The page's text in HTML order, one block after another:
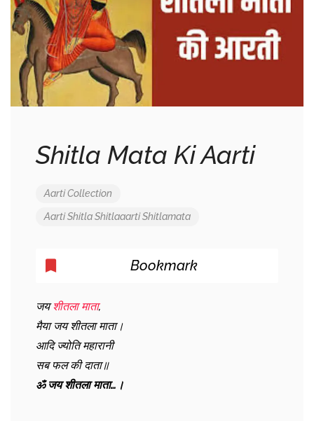
Shitla Mata Ki Aarti
Aarti Collection
AartiShitlaShitlaaartiShitlamata
Bookmark
जयशीतला माता,
मैया जय शीतला माता।
आदि ज्योति महारानी
सब फल की दाता॥
ॐ जय शीतला माता…।